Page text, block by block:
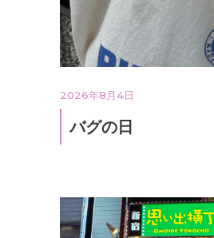
2026年8月4日
バグの日